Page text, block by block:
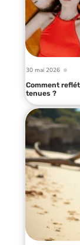
30 mai 2026
Comment
tenues ?